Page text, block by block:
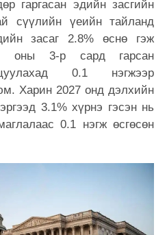
гаргасан эдийн засгийн
сүүлийн үеийн тайланд
засаг 2.8% өснө гэж
оны 3-р сард гарсан
0.1 нэгжээр
Харин 2027 онд дэлхийн
3.1% хүрнэ гэсэн нь
0.1 нэгж өсгөсөн